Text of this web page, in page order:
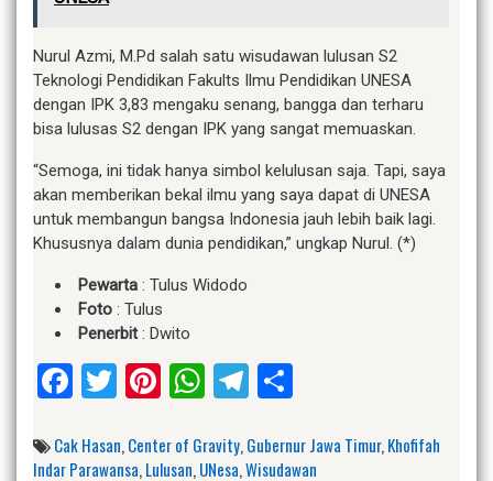
Nurul Azmi, M.Pd salah satu wisudawan lulusan S2
Teknologi Pendidikan Fakults Ilmu Pendidikan UNESA
dengan IPK 3,83 mengaku senang, bangga dan terharu
bisa lulusas S2 dengan IPK yang sangat memuaskan.
“Semoga, ini tidak hanya simbol kelulusan saja. Tapi, saya
akan memberikan bekal ilmu yang saya dapat di UNESA
untuk membangun bangsa Indonesia jauh lebih baik lagi.
Khususnya dalam dunia pendidikan,” ungkap Nurul. (*)
Pewarta : Tulus Widodo
Foto : Tulus
Penerbit: Dwito
Facebook
Twitter
Pinterest
WhatsApp
Telegram
Cak Hasan,Center of Gravity,Gubernur Jawa Timur,Khofifah
Indar Parawansa,Lulusan,UNesa,Wisudawan